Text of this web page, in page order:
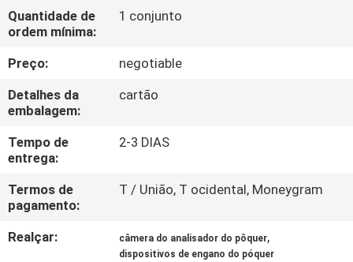
FALE
CONOSCO
PEDIR UM
ORÇAMENTO
MAPA
DO
SITE
Quantidade de
ordem mínima:
1 conjunto
Preço:
negotiable
Detalhes da
embalagem:
cartão
Tempo de
entrega:
2-3 DIAS
Termos de
pagamento:
T / União, T ocidental, Moneygram
Realçar: câmera do analisador do pôquer,
dispositivos de engano do póquer